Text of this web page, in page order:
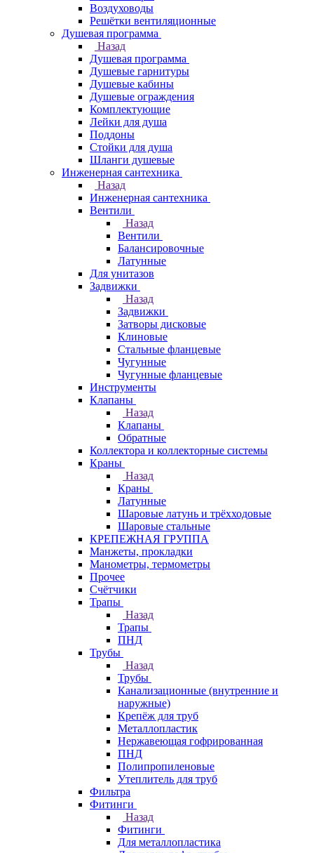
Воздуховоды
Решётки вентиляционные
Душевая программа
Назад
Душевая программа
Душевые гарнитуры
Душевые кабины
Душевые ограждения
Комплектующие
Лейки для душа
Поддоны
Стойки для душа
Шланги душевые
Инженерная сантехника
Назад
Инженерная сантехника
Вентили
Назад
Вентили
Балансировочные
Латунные
Для унитазов
Задвижки
Назад
Задвижки
Затворы дисковые
Клиновые
Стальные фланцевые
Чугунные
Чугунные фланцевые
Инструменты
Клапаны
Назад
Клапаны
Обратные
Коллектора и коллекторные системы
Краны
Назад
Краны
Латунные
Шаровые латунь и трёхходовые
Шаровые стальные
КРЕПЕЖНАЯ ГРУППА
Манжеты, прокладки
Манометры, термометры
Прочее
Счётчики
Трапы
Назад
Трапы
ПНД
Трубы
Назад
Трубы
Канализационные (внутренние и
наружные)
Крепёж для труб
Металлопластик
Нержавеющая гофрированная
ПНД
Полипропиленовые
Утеплитель для труб
Фильтра
Фитинги
Назад
Фитинги
Для металлопластика